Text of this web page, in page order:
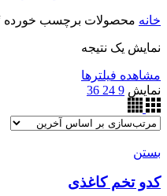
خانه محصولات برچسب خورده
نمایش یک نتیجه
مشاهده فیلترها
نمایش 9
24
36
بستن
کدو تخم کاغذی